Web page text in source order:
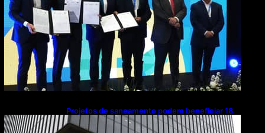
Projetos de saneamento podem beneficiar 18
milhões de brasileiros